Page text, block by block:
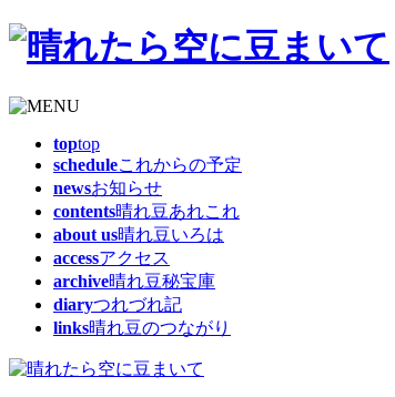
toptop
scheduleこれからの予定
newsお知らせ
contents晴れ豆あれこれ
about us晴れ豆いろは
accessアクセス
archive晴れ豆秘宝庫
diaryつれづれ記
links晴れ豆のつながり